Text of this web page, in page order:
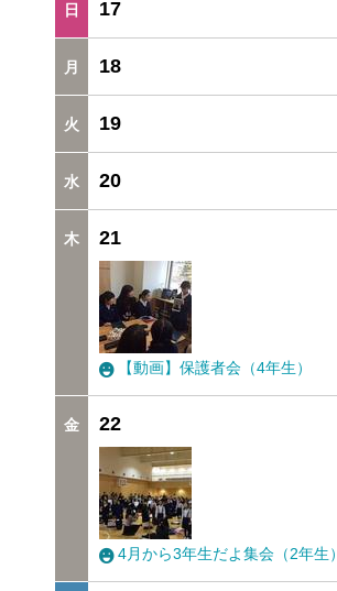
17
18
19
20
21
【動画】保護者会（4年生）
22
4月から3年生だよ集会（2年生）